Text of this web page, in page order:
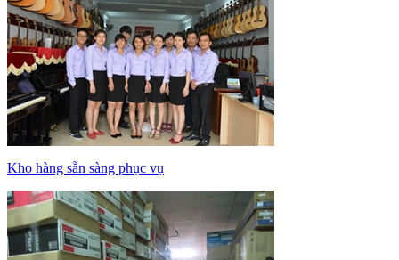
Kho hàng sẵn sàng phục vụ